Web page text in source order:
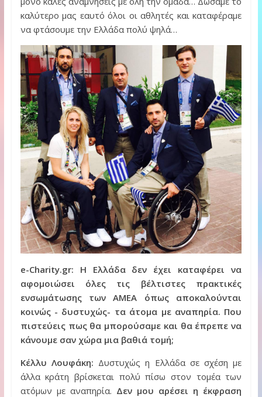
καλύτερο μας εαυτό όλοι οι αθλητές και καταφέραμε
να φτάσουμε την Ελλάδα πολύ ψηλά…
e-Charity.gr: Η Ελλάδα δεν έχει καταφέρει να
αφομοιώσει όλες τις βέλτιστες πρακτικές
ενσωμάτωσης των ΑΜΕΑ όπως αποκαλούνται
κοινώς - δυστυχώς- τα άτομα με αναπηρία. Που
πιστεύεις πως θα μπορούσαμε και θα έπρεπε να
κάνουμε σαν χώρα μια βαθιά τομή;
Κέλλυ Λουφάκη: Δυστυχώς η Ελλάδα σε σχέση με
άλλα κράτη βρίσκεται πολύ πίσω στον τομέα των
ατόμων με αναπηρία. Δεν μου αρέσει η έκφραση